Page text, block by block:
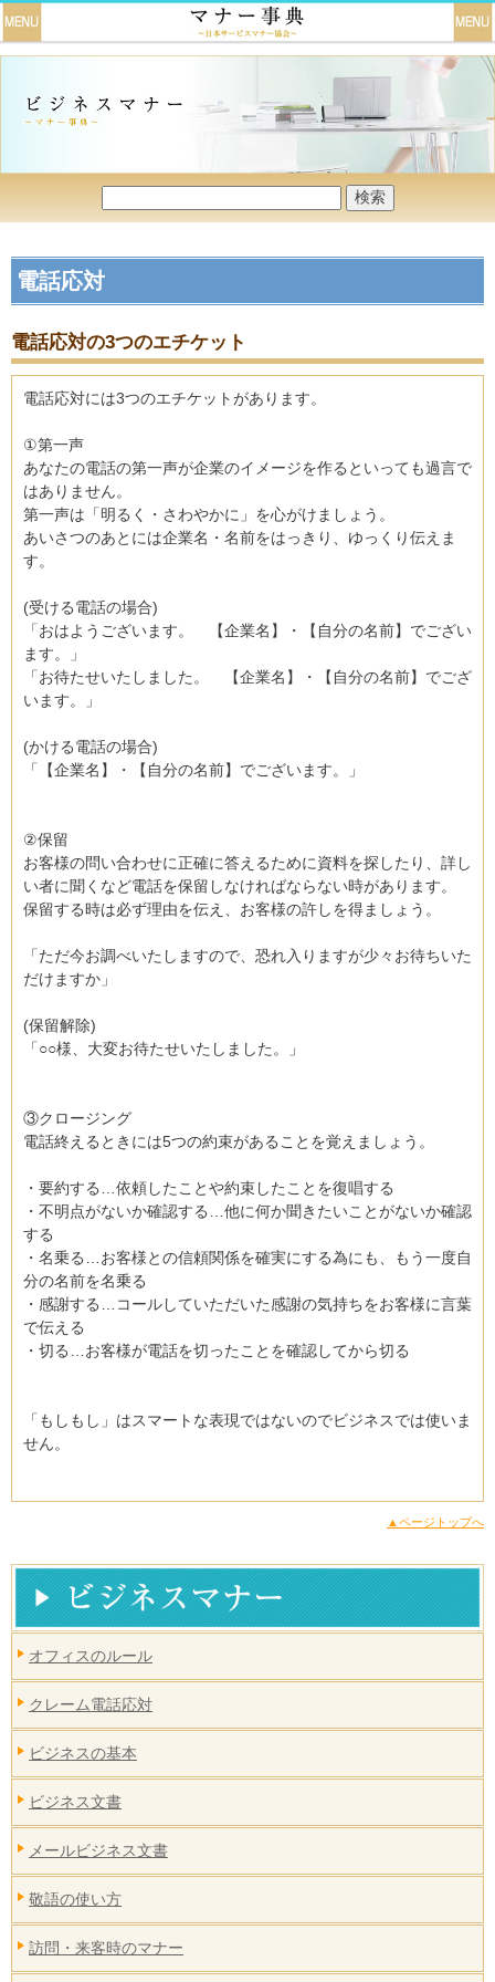
電話応対
電話応対の3つのエチケット
電話応対には3つのエチケットがあります。
①第一声
あなたの電話の第一声が企業のイメージを作るといっても過言で
はありません。
第一声は「明るく・さわやかに」を心がけましょう。
あいさつのあとには企業名・名前をはっきり、ゆっくり伝えま
す。
(受ける電話の場合)
「おはようございます。 【企業名】・【自分の名前】でござい
ます。」
「お待たせいたしました。 【企業名】・【自分の名前】でござ
います。」
(かける電話の場合)
「【企業名】・【自分の名前】でございます。」
②保留
お客様の問い合わせに正確に答えるために資料を探したり、詳し
い者に聞くなど電話を保留しなければならない時があります。
保留する時は必ず理由を伝え、お客様の許しを得ましょう。
「ただ今お調べいたしますので、恐れ入りますが少々お待ちいた
だけますか」
(保留解除)
「○○様、大変お待たせいたしました。」
③クロージング
電話終えるときには5つの約束があることを覚えましょう。
・要約する…依頼したことや約束したことを復唱する
・不明点がないか確認する…他に何か聞きたいことがないか確認
する
・名乗る…お客様との信頼関係を確実にする為にも、もう一度自
分の名前を名乗る
・感謝する…コールしていただいた感謝の気持ちをお客様に言葉
で伝える
・切る…お客様が電話を切ったことを確認してから切る
「もしもし」はスマートな表現ではないのでビジネスでは使いま
せん。
▲ページトップへ
オフィスのルール
クレーム電話応対
ビジネスの基本
ビジネス文書
メールビジネス文書
敬語の使い方
訪問・来客時のマナー